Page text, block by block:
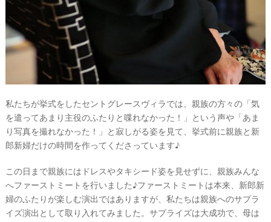
私たちが挙式をしたセントグレースヴィラでは、親族の方々の「気
を遣ってあまり主役のふたりと喋れなかった！」という声や「あま
り写真を撮れなかった！」と寂しがる姿を見て、挙式前に親族と新
郎新婦だけの時間を作ってくださっています♪
この日まで親族にはドレスやタキシード姿を見せずに、親族みんな
へファーストミートを行いました♪ファーストミートは本来、新郎新
婦のふたりが楽しむ演出ではありますが、私たちは親族へのサプラ
イズ演出として取り入れてみました。サプライズは大成功で、母は